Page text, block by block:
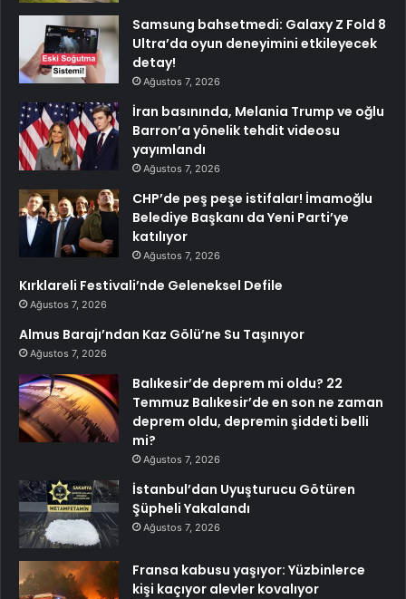
Samsung bahsetmedi: Galaxy Z Fold 8
Ultra’da oyun deneyimini etkileyecek
detay!
Ağustos 7, 2026
İran basınında, Melania Trump ve oğlu
Barron’a yönelik tehdit videosu
yayımlandı
Ağustos 7, 2026
CHP’de peş peşe istifalar! İmamoğlu
Belediye Başkanı da Yeni Parti’ye
katılıyor
Ağustos 7, 2026
Kırklareli Festivali’nde Geleneksel Defile
Ağustos 7, 2026
Almus Barajı’ndan Kaz Gölü’ne Su Taşınıyor
Ağustos 7, 2026
Balıkesir’de deprem mi oldu? 22
Temmuz Balıkesir’de en son ne zaman
deprem oldu, depremin şiddeti belli
mi?
Ağustos 7, 2026
İstanbul’dan Uyuşturucu Götüren
Şüpheli Yakalandı
Ağustos 7, 2026
Fransa kabusu yaşıyor: Yüzbinlerce
kişi kaçıyor alevler kovalıyor